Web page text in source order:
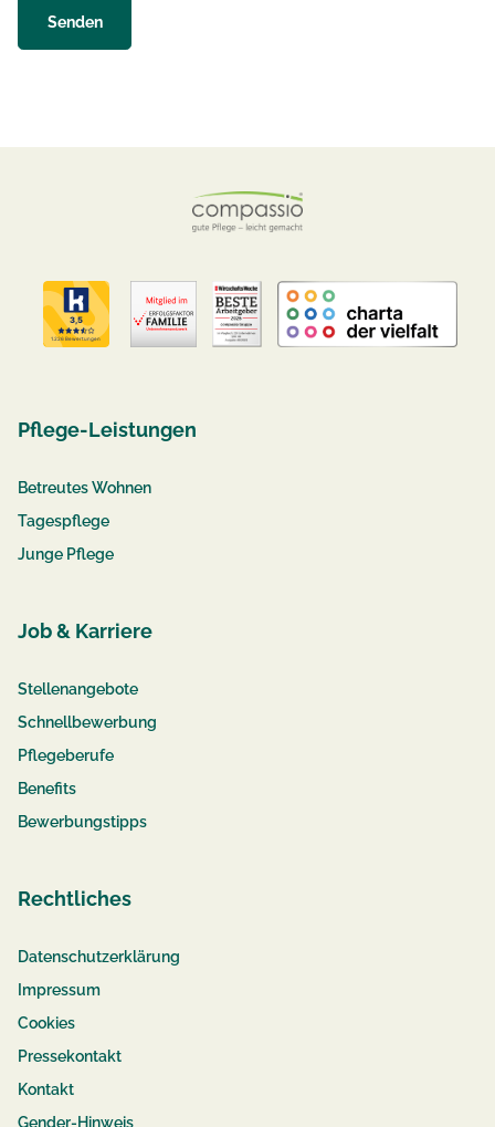
Pflege-Leistungen
Betreutes Wohnen
Tagespflege
Junge Pflege
Job & Karriere
Stellenangebote
Schnellbewerbung
Pflegeberufe
Benefits
Bewerbungstipps
Rechtliches
Datenschutzerklärung
Impressum
Cookies
Pressekontakt
Kontakt
Gender-Hinweis